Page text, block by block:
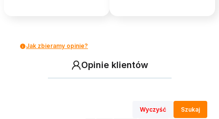
Jak zbieramy opinie?
Opinie klientów
Wyczyść Szukaj